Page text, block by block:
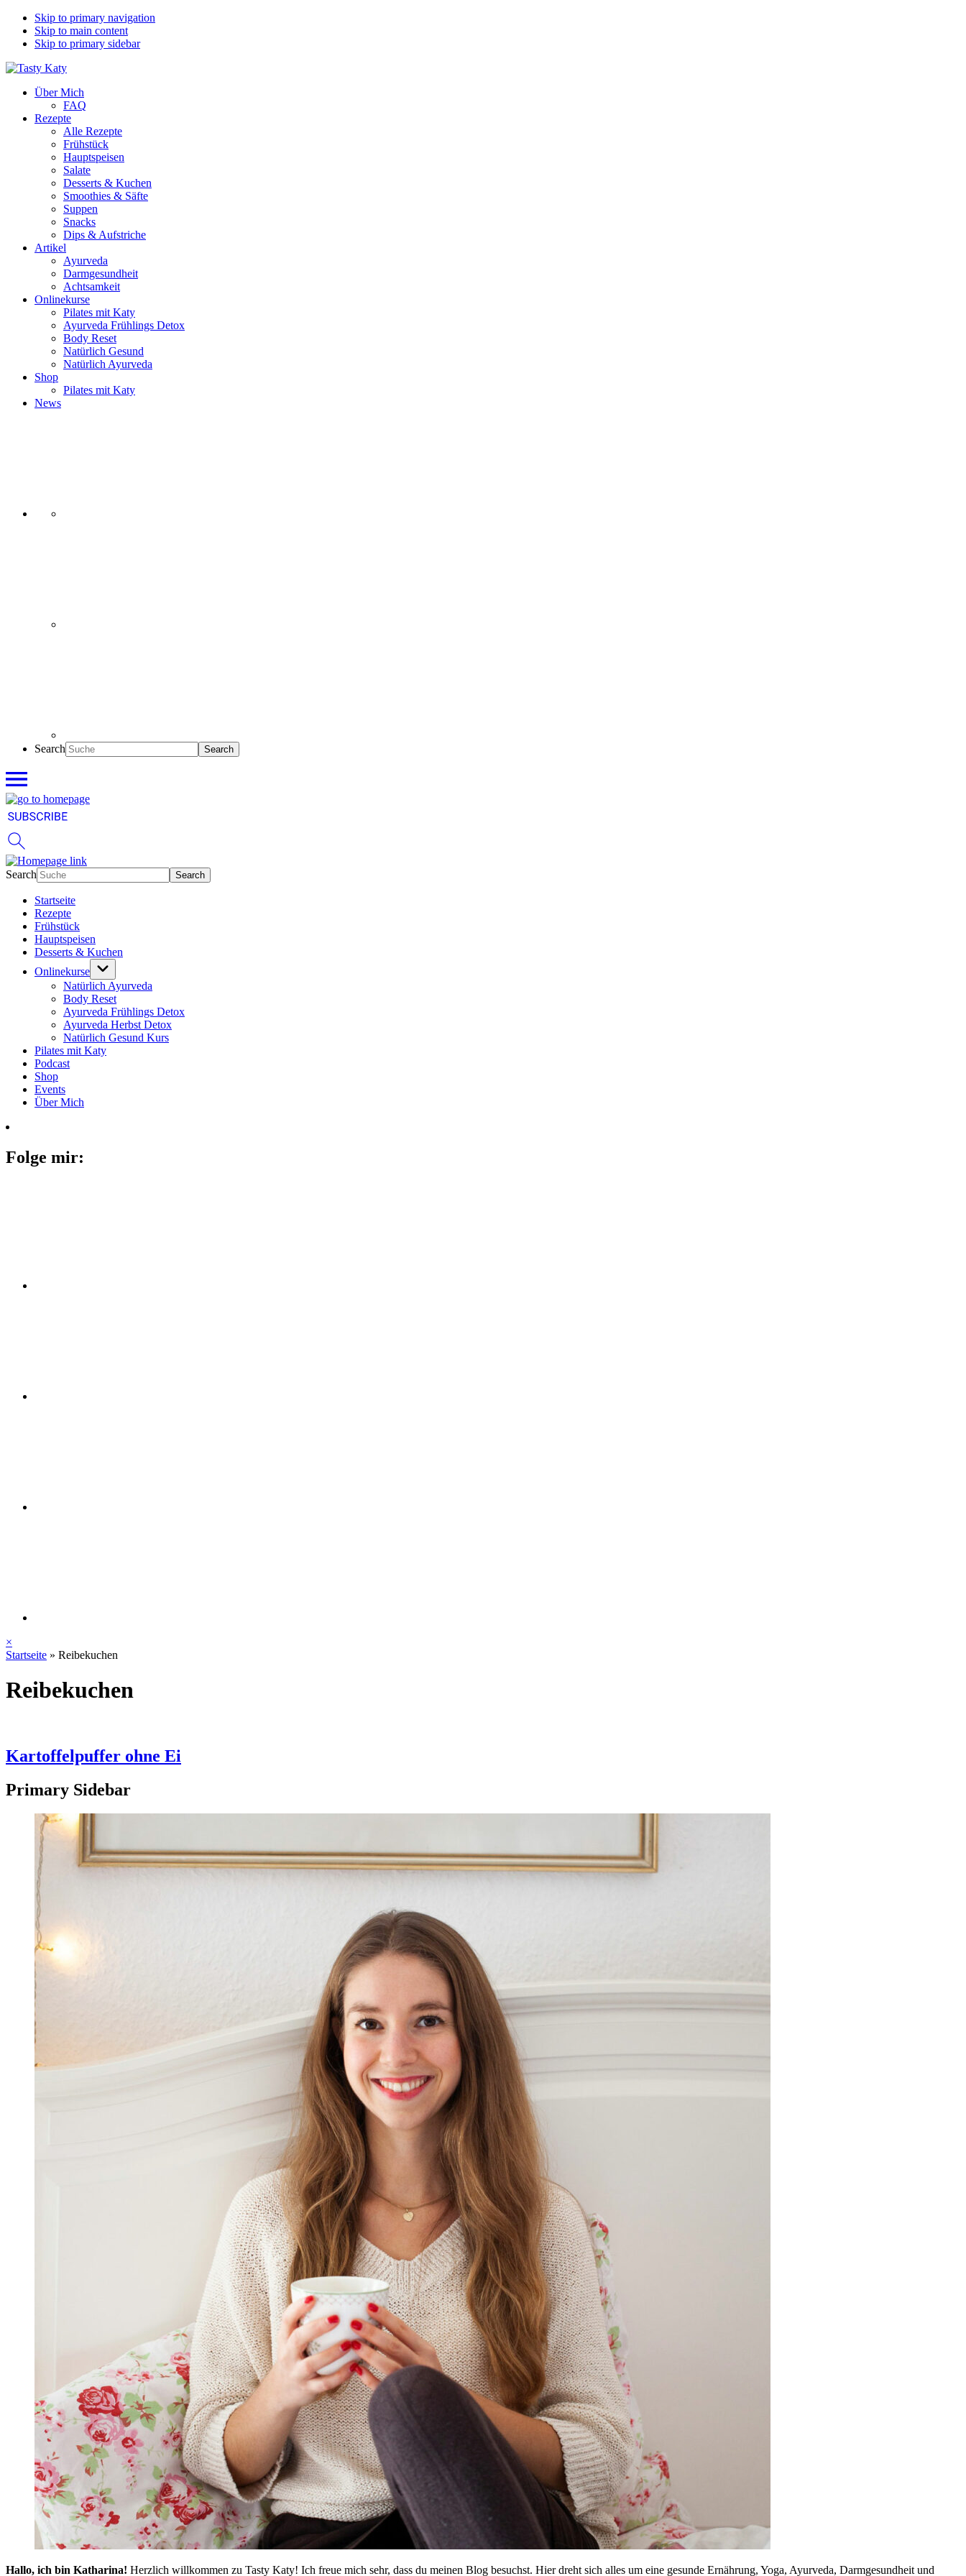
Skip to primary navigation
Skip to main content
Skip to primary sidebar
Über Mich
FAQ
Rezepte
Alle Rezepte
Frühstück
Hauptspeisen
Salate
Desserts & Kuchen
Smoothies & Säfte
Suppen
Snacks
Dips & Aufstriche
Artikel
Ayurveda
Darmgesundheit
Achtsamkeit
Onlinekurse
Pilates mit Katy
Ayurveda Frühlings Detox
Body Reset
Natürlich Gesund
Natürlich Ayurveda
Shop
Pilates mit Katy
News
Search
Search
Startseite
Rezepte
Frühstück
Hauptspeisen
Desserts & Kuchen
Onlinekurse
Natürlich Ayurveda
Body Reset
Ayurveda Frühlings Detox
Ayurveda Herbst Detox
Natürlich Gesund Kurs
Pilates mit Katy
Podcast
Shop
Events
Über Mich
Folge mir:
×
Startseite » Reibekuchen
Reibekuchen
Kartoffelpuffer ohne Ei
Primary Sidebar
Hallo, ich bin Katharina! Herzlich willkommen zu Tasty Katy! Ich freue mich sehr, dass du meinen Blog besuchst. Hier dreht sich alles um eine gesunde Ernährung, Yoga, Ayurveda, Darmgesundheit und